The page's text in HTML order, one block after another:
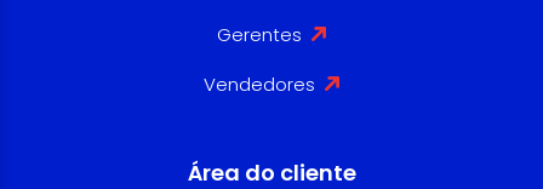
Gerentes
Vendedores
Área do cliente